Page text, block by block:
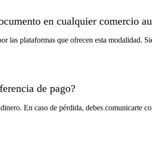
en cualquier comercio
las plataformas que ofrecen esta modalidad.
de pago?
En caso de pérdida, debes comunicarte